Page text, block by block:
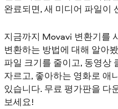
완료되면, 새 미디어 파일이
지금까지 Movavi 변환기를
변환하는 방법에 대해 알아
파일 크기를 줄이고, 동영상
자르고, 좋아하는 영화로 애
있습니다. 무료 평가판을 다
보세요!